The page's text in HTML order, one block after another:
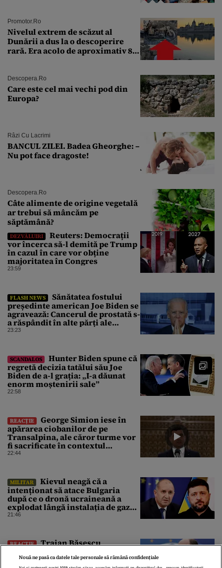
Promotor.ro
Nivelul extrem de scăzut al
Dunării a dus la o descoperire
rară. Era acolo de aproximativ 80
Descopera.ro
Care este cel mai vechi pod din
Europa?
Râzi Cu Lacrimi
BANCUL ZILEI. Badea Gheorghe: –
Nu pot face dragoste!
Descopera.ro
Câte alimente de origine vegetală
ar trebui să mâncăm pe
săptămână?
DEZVĂLUIRI
Reuters: Democrații
vor încerca să-l demită pe Trump
în cazul în care vor obține
majoritatea în Congres
23:59
FLASH NEWS
Sănătatea fostului
președinte american Joe Biden se
agravează: Cancerul de prostată s-
a răspândit în alte părți ale
corpului
23:23
SCANDALOS
Hunter Biden spune că
regretă decizia tatălui său Joe
Biden de a-l grația: „I-a dăunat
enorm moștenirii sale”
22:58
REACȚIE
George Simion iese în
apărarea ciobanilor de pe
Transalpina, ale căror turme vor
fi sacrificate în contextul
focarului de variolă ovină
22:44
MILITAR
Kievul neagă că a
intenționat să atace Bulgaria
după ce o dronă ucraineană a
explodat lângă instalația de gaz
de la granița României
21:46
REACȚIE
Traian Băsescu
guvernului demis, Bolojan, de
Nouă ne pasă ca datele tale personale să rămână confidențiale